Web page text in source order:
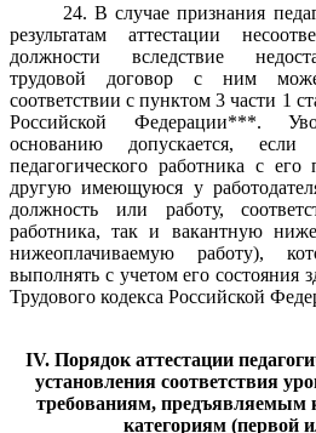
24. В случае признания
результатам аттестации
должности вследствие
трудовой договор с ним
соответствии с пунктом 3 части 1
Российской Федерации***.
основанию допускается, если
педагогического работника с его
другую имеющуюся у
должность или работу,
работника, так и вакантную
нижеоплачиваемую работу),
выполнять с учетом его состояния
Трудового кодекса Российской
IV. Порядок аттестации
установления соответствия
требованиям,
категориям (первой